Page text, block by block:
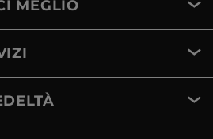
MEGLIO